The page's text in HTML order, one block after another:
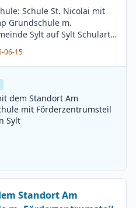
Schule St. Nicolai mit
Grundschule m.
Sylt auf Sylt Schulart:
Stadt: Nordfriesland
A13 1. Fach: Deutsch
Unbefristet
Besetzungstermin:
15.06.2026
06-15
dem Standort Am
mit Förderzentrumsteil
Sylt
Standort Am